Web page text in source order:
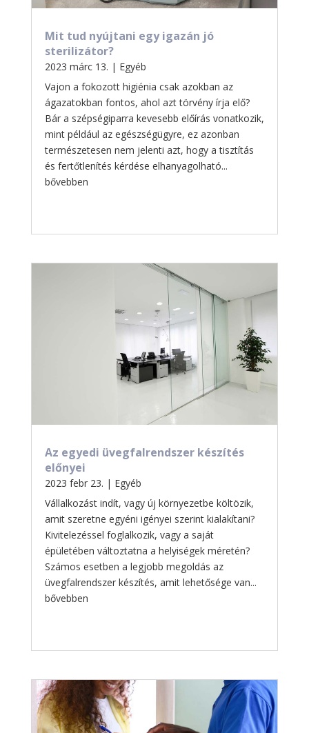
Mit tud nyújtani egy igazán jó
sterilizátor?
2023 márc 13. | Egyéb
Vajon a fokozott higiénia csak azokban az
ágazatokban fontos, ahol azt törvény írja elő?
Bár a szépségiparra kevesebb előírás vonatkozik,
mint például az egészségügyre, ez azonban
természetesen nem jelenti azt, hogy a tisztítás
és fertőtlenítés kérdése elhanyagolható...
bővebben
Az egyedi üvegfalrendszer készítés
előnyei
2023 febr 23. | Egyéb
Vállalkozást indít, vagy új környezetbe költözik,
amit szeretne egyéni igényei szerint kialakítani?
Kivitelezéssel foglalkozik, vagy a saját
épületében változtatna a helyiségek méretén?
Számos esetben a legjobb megoldás az
üvegfalrendszer készítés, amit lehetősége van...
bővebben